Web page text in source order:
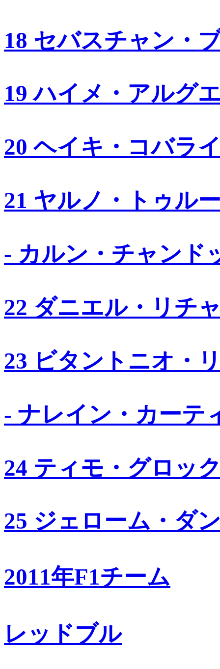
18 セバスチャン・
19 ハイメ・アルグ
20 ヘイキ・コバラ
21 ヤルノ・トゥル
- カルン・チャンド
22 ダニエル・リチ
23 ビタントニオ・
- ナレイン・カーテ
24 ティモ・グロッ
25 ジェローム・ダ
2011年F1チーム
レッドブル